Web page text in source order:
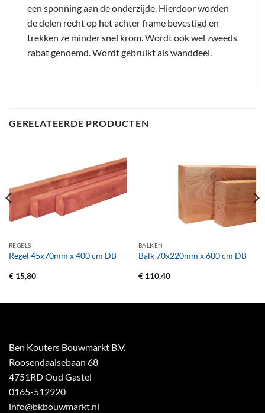
een sponning aan de onderzijde. Hierdoor worden
de delen recht op het achter frame bevestigd en
trekken ze minder snel krom. Wordt ook wel zweeds
rabat genoemd. Wordt gebruikt als wanddeel.
GERELATEERDE PRODUCTEN
REGELS
Regel 45x70mm x 400 cm DB
€15,80
BALKEN
Balk 70x220mm x 600 cm DB
€110,40
Ben Kouters Bouwmarkt B.V.
Roosendaalsebaan 68
4751RD Oud Gastel
0165-512920
info@bkbouwmarkt.nl